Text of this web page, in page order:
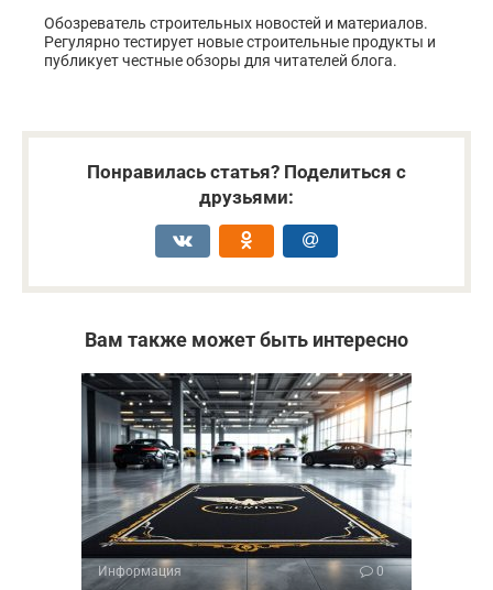
Обозреватель строительных новостей и материалов.
Регулярно тестирует новые строительные продукты и
публикует честные обзоры для читателей блога.
Понравилась статья? Поделиться с
друзьями:
Вам также может быть интересно
Информация 0